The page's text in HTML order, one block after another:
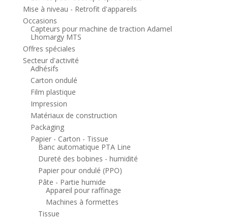
Mise à niveau - Retrofit d'appareils
Occasions
Capteurs pour machine de traction Adamel
Lhomargy MTS
Offres spéciales
Secteur d'activité
Adhésifs
Carton ondulé
Film plastique
Impression
Matériaux de construction
Packaging
Papier - Carton - Tissue
Banc automatique PTA Line
Dureté des bobines - humidité
Papier pour ondulé (PPO)
Pâte - Partie humide
Appareil pour raffinage
Machines à formettes
Tissue